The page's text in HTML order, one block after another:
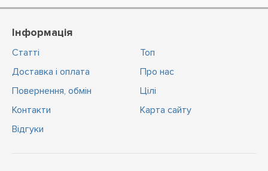
Інформація
Статті
Доставка і оплата
Повернення, обмін
Контакти
Відгуки
Топ
Про нас
Цiлi
Карта сайту